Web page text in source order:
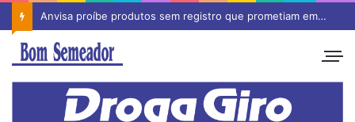
Anvisa proíbe produtos sem registro que prometiam emagrecimento